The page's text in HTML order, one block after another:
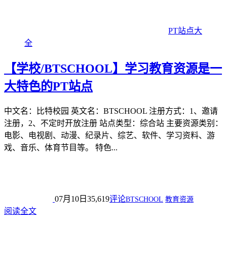
PT站点大
全
【学校/BTSCHOOL】学习教育资源是一
大特色的PT站点
中文名：比特校园 英文名：BTSCHOOL 注册方式：1、邀请
注册，2、不定时开放注册 站点类型：综合站 主要资源类别：
电影、电视剧、动漫、纪录片、综艺、软件、学习资料、游
戏、音乐、体育节目等。 特色...
07月10日 35,619评论BTSCHOOL 教育资源
阅读全文